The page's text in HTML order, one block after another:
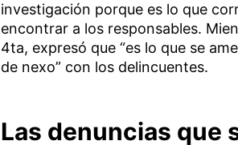
investigación porque es lo que
encontrar a los responsables.
4ta, expresó que “es lo que se
de nexo” con los delincuentes.
Las denuncias que